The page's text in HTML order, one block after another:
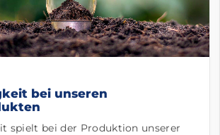
bei unseren
spielt bei der Produktion unserer